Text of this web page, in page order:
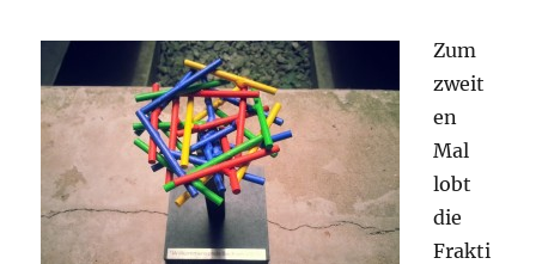
Zum
zweit
en
Mal
lobt
die
Frakti